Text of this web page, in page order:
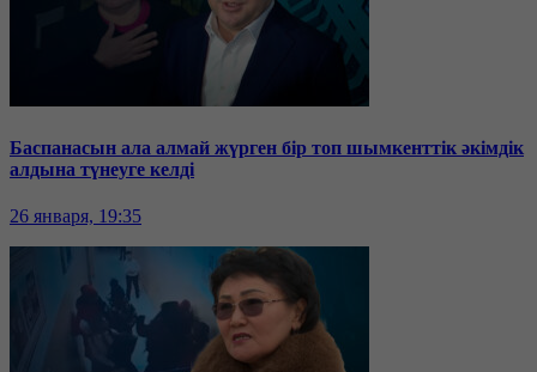
Баспанасын ала алмай жүрген бір топ шымкенттік әкімдік
алдына түнеуге келді
26 января, 19:35